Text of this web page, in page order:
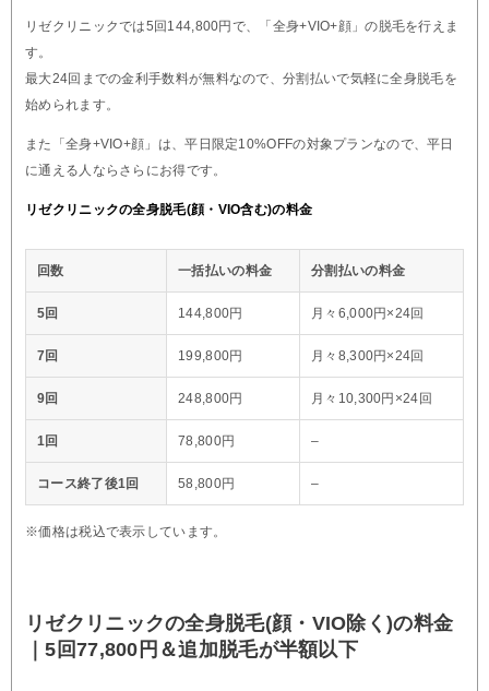
リゼクリニックでは5回144,800円で、「全身+VIO+顔」の脱毛を行えま
す。
最大24回までの金利手数料が無料なので、分割払いで気軽に全身脱毛を
始められます。
また「全身+VIO+顔」は、平日限定10%OFFの対象プランなので、平日
に通える人ならさらにお得です。
リゼクリニックの全身脱毛(顔・VIO含む)の料金
回数 一括払いの料金 分割払いの料金
5回 144,800円 月々6,000円×24回
7回 199,800円 月々8,300円×24回
9回 248,800円 月々10,300円×24回
1回 78,800円 –
コース終了後1回 58,800円 –
※価格は税込で表示しています。
リゼクリニックの全身脱毛(顔・VIO除く)の料金
｜5回77,800円＆追加脱毛が半額以下